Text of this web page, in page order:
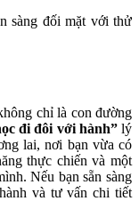
sàng đối mặt với thử
chỉ là con đường
đi đôi với hành”lý
lai, nơi bạn vừa có
thực chiến và một
Nếu bạn sẵn sàng
và tư vấn chi tiết